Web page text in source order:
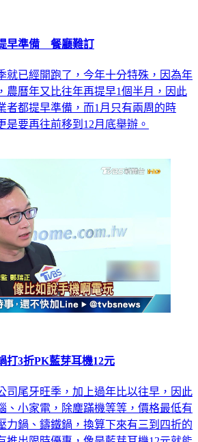
早準備 餐廳難訂
就已經開跑了，今年十分特殊，因為年
農曆年又比往年再提早1個半月，因此
者都提早準備，而1月只有兩周的時
是要再往前移到12月底舉辦。
3折PK藍芽耳機12元
司尾牙旺季，加上過年比以往早，因此
、小家電，除塵蹣機等等，價格最低有
力鍋、鑄鐵鍋，換算下來有三到四折的